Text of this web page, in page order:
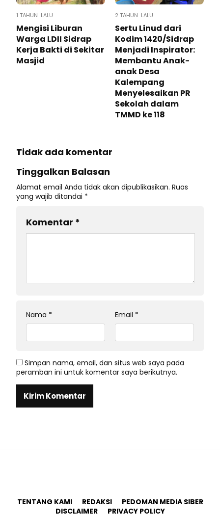
1 TAHUN LALU
Mengisi Liburan
Warga LDII Sidrap
Kerja Bakti di Sekitar
Masjid
2 TAHUN LALU
Sertu Linud dari
Kodim 1420/Sidrap
Menjadi Inspirator:
Membantu Anak-
anak Desa
Kalempang
Menyelesaikan PR
Sekolah dalam
TMMD ke 118
Tidak ada komentar
Tinggalkan Balasan
Alamat email Anda tidak akan dipublikasikan. Ruas
yang wajib ditandai *
Komentar *
Nama * Email *
Simpan nama, email, dan situs web saya pada
peramban ini untuk komentar saya berikutnya.
TENTANG KAMI REDAKSI
PEDOMAN MEDIA SIBER
DISCLAIMER
PRIVACY POLICY